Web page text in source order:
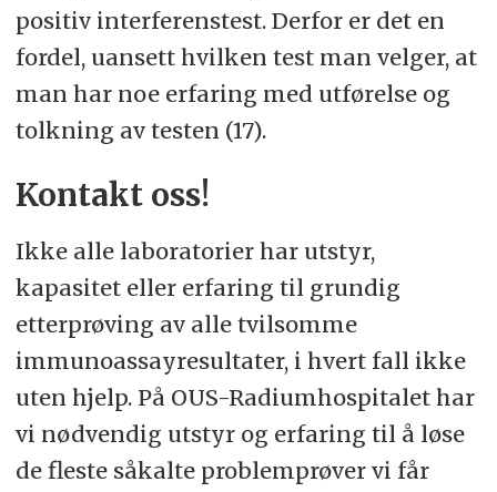
positiv interferenstest. Derfor er det en
fordel, uansett hvilken test man velger, at
man har noe erfaring med utførelse og
tolkning av testen (17).
Kontakt oss!
Ikke alle laboratorier har utstyr,
kapasitet eller erfaring til grundig
etterprøving av alle tvilsomme
immunoassayresultater, i hvert fall ikke
uten hjelp. På OUS-Radiumhospitalet har
vi nødvendig utstyr og erfaring til å løse
de fleste såkalte problemprøver vi får